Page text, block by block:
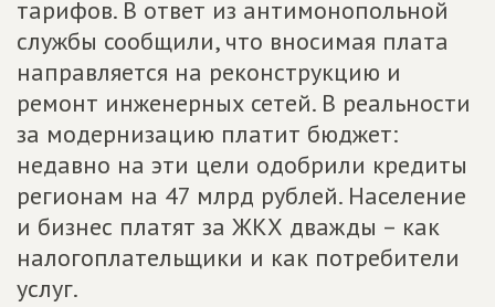
тарифов. В ответ из антимонопольной
службы сообщили, что вносимая плата
направляется на реконструкцию и
ремонт инженерных сетей. В реальности
за модернизацию платит бюджет:
недавно на эти цели одобрили кредиты
регионам на 47 млрд рублей. Население
и бизнес платят за ЖКХ дважды – как
налогоплательщики и как потребители
услуг.